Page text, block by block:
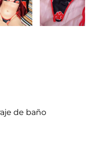
de baño